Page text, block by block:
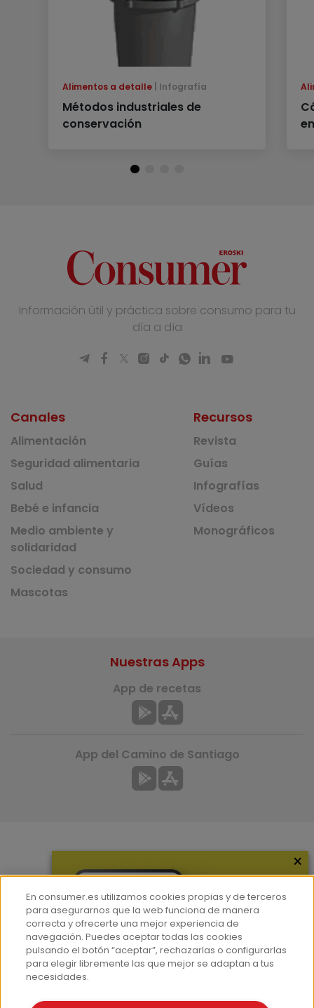
Alimentos a detalle Infografía
Métodos industriales de
conservación
Información útil y práctica sobre consumo para tu
día a día
Canales
Alimentación
Seguridad alimentaria
Salud
Bebé e infancia
Medio ambiente y
solidaridad
Sociedad y consumo
Mascotas
Recursos
Revista
Guías
Infografías
Vídeos
Monográficos
Hemeroteca
Contacto
Prensa
Corpus Lingüístico Consumer
Nuestras Apps
App de recetas
App del Camino de Santiago
×
En consumer.es utilizamos cookies propias y de terceros
para asegurarnos que la web funciona de manera
correcta y ofrecerte una mejor experiencia de
navegación. Puedes aceptar todas las cookies
pulsando el botón “aceptar”, rechazarlas o configurarlas
para elegir libremente las que mejor se adaptan a tus
necesidades.